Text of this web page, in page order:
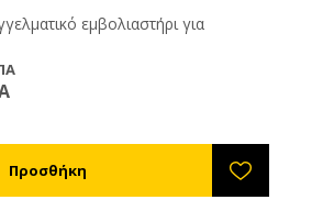
εμβολιαστήρι για